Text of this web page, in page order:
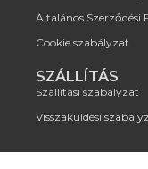
Általános Szerződési
Cookie szabályzat
SZÁLLÍTÁS
Szállítási szabályzat
Visszaküldési